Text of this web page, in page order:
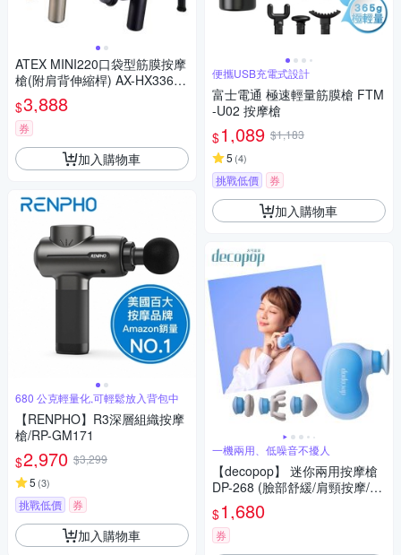
ATEX MINI220口袋型筋膜按摩
槍(附肩背伸縮桿) AX-HX336
(四色) /不求人筋膜槍 [限時優
惠]
$3,888
券
加入購物車
680 公克輕量化,可輕鬆放入背包中
【RENPHO】R3深層組織按摩
槍/RP-GM171
$2,970 $3,299
5 (3)
挑戰低價 券
加入購物車
便攜USB充電式設計
富士電通 極速輕量筋膜槍 FTM
-U02 按摩槍
$1,089 $1,183
5 (4)
挑戰低價 券
加入購物車
一機兩用、低噪音不擾人
【decopop】 迷你兩用按摩槍
DP-268 (臉部舒緩/肩頸按摩/頭
皮按摩/筋膜槍)
$1,680
券